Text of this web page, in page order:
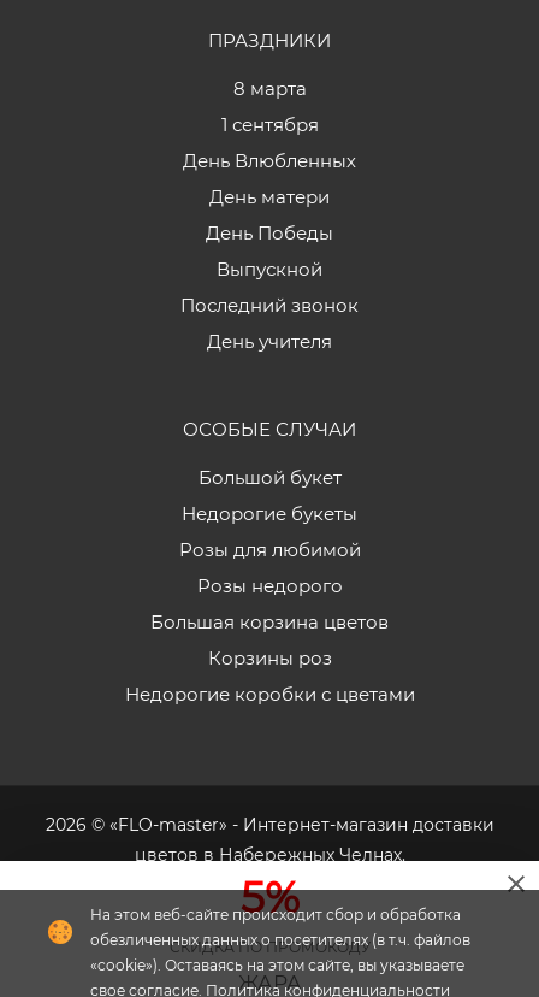
5%
СКИДКА ПО ПРОМОКОДУ
ЖАРА
На этом веб-сайте происходит сбор и обработка
обезличенных данных о посетителях (в т.ч. файлов
«cookie»). Оставаясь на этом сайте, вы указываете
свое согласие. Политика конфиденциальности
ПРАЗДНИКИ
8 марта
1 сентября
День Влюбленных
День матери
День Победы
Выпускной
Последний звонок
День учителя
ОСОБЫЕ СЛУЧАИ
Большой букет
Недорогие букеты
Розы для любимой
Розы недорого
Большая корзина цветов
Корзины роз
Недорогие коробки с цветами
2026 © «FLO-master» - Интернет-магазин доставки
цветов в Набережных Челнах.
- комплексное продвижение цветочного